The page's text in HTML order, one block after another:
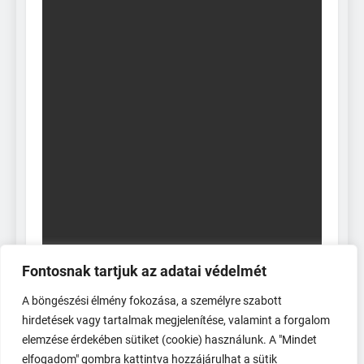
Fontosnak tartjuk az adatai védelmét
A böngészési élmény fokozása, a személyre szabott
hirdetések vagy tartalmak megjelenítése, valamint a forgalom
elemzése érdekében sütiket (cookie) használunk. A "Mindet
elfogadom" gombra kattintva hozzájárulhat a sütik